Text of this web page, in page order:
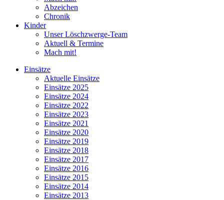
Abzeichen
Chronik
Kinder
Unser Löschzwerge-Team
Aktuell & Termine
Mach mit!
Einsätze
Aktuelle Einsätze
Einsätze 2025
Einsätze 2024
Einsätze 2022
Einsätze 2023
Einsätze 2021
Einsätze 2020
Einsätze 2019
Einsätze 2018
Einsätze 2017
Einsätze 2016
Einsätze 2015
Einsätze 2014
Einsätze 2013